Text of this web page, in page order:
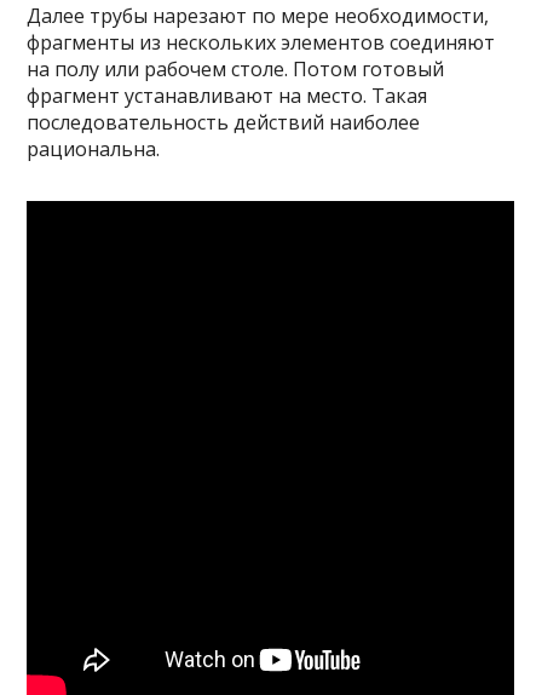
Далее трубы нарезают по мере необходимости,
фрагменты из нескольких элементов соединяют
на полу или рабочем столе. Потом готовый
фрагмент устанавливают на место. Такая
последовательность действий наиболее
рациональна.